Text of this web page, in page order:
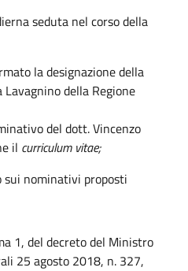
seduta nel corso della
la designazione della
della Regione
del dott. Vincenzo
il curriculum vitae;
sui nominativi proposti
1, del decreto del Ministro
25 agosto 2018, n. 327,